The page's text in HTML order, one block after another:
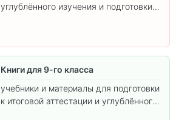
углублённого изучения и подготовки к
Книги для 9-го класса
учебники и материалы для подготовки
к итоговой аттестации и углублённого